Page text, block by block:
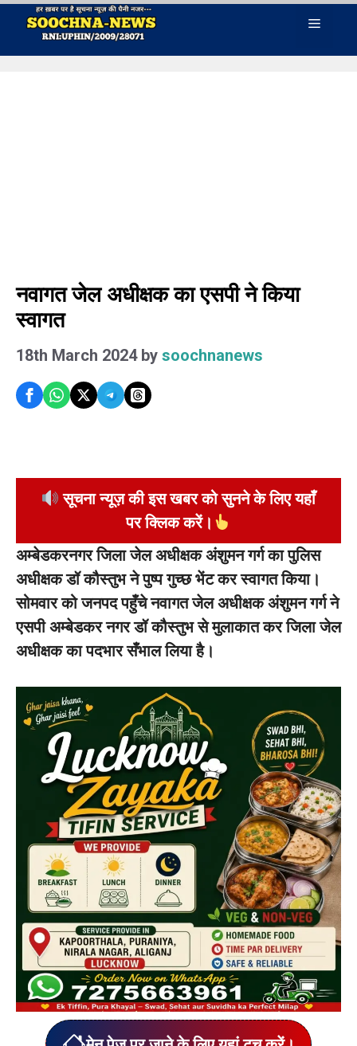
Skip
content
Menu
नवागत जेल अधीक्षक का एसपी ने किया
स्वागत
18th March 2024 by soochnanews
सूचना न्यूज़ की इस खबर को सुनने के लिए यहाँ
पर क्लिक करें।
अम्बेडकरनगर जिला जेल अधीक्षक अंशुमन गर्ग का पुलिस
अधीक्षक डॉ कौस्तुभ ने पुष्प गुच्छ भेंट कर स्वागत किया।
सोमवार को जनपद पहुँचे नवागत जेल अधीक्षक अंशुमन गर्ग ने
एसपी अम्बेडकर नगर डॉ कौस्तुभ से मुलाकात कर जिला जेल
अधीक्षक का पदभार सँभाल लिया है।